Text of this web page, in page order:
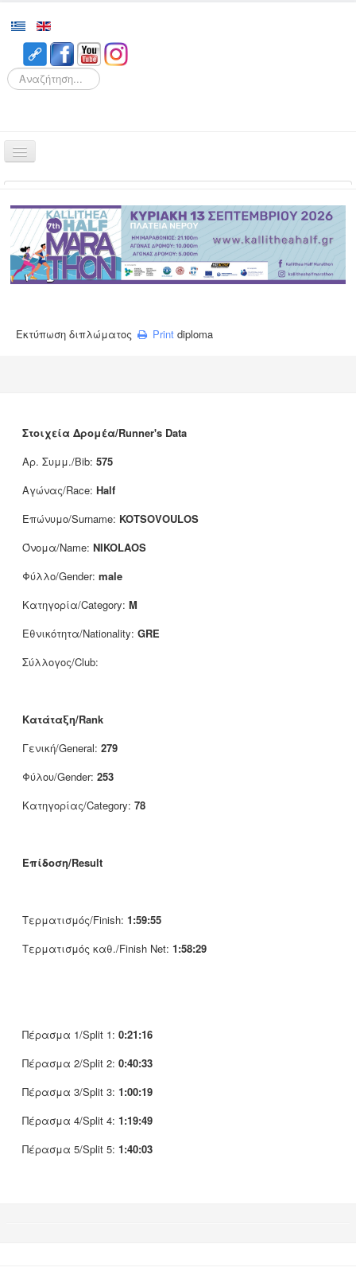
Search
Αγώνες
Διοργάνωση
Εθελοντισμός
Αποτελέσματα
Εκτύπωση διπλώματος Print diploma
Στοιχεία Δρομέα/Runner's Data
Αρ. Συμμ./Bib: 575
Αγώνας/Race: Half
Επώνυμο/Surname: KOTSOVOULOS
Όνομα/Name: NIKOLAOS
Φύλλο/Gender: male
Κατηγορία/Category: M
Εθνικότητα/Nationality: GRE
Σύλλογος/Club:
Κατάταξη/Rank
Γενική/General: 279
Φύλου/Gender: 253
Κατηγορίας/Category: 78
Επίδοση/Result
Τερματισμός/Finish: 1:59:55
Τερματισμός καθ./Finish Net: 1:58:29
Πέρασμα 1/Split 1: 0:21:16
Πέρασμα 2/Split 2: 0:40:33
Πέρασμα 3/Split 3: 1:00:19
Πέρασμα 4/Split 4: 1:19:49
Πέρασμα 5/Split 5: 1:40:03